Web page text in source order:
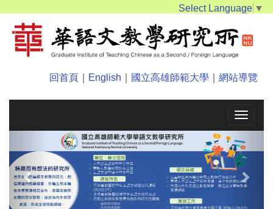
Select Language ▼
回首頁 English 國立高雄師範大學 網站導覽
Toggle
Previous Next